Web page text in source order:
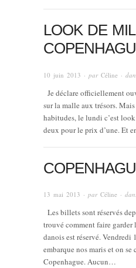
LOOK DE
10 juin 2013 · par Céline ·
Je déclare officiellement
sur la malle aux trésors.
habitudes, le lundi c’est
deux pour le prix d’une. Et
13 mai 2013 · par Céline ·
Les billets sont réservés
trouvé comment faire
danois est réservé. Vendredi
embarque nos maris et on se
Copenhague. Aucun…